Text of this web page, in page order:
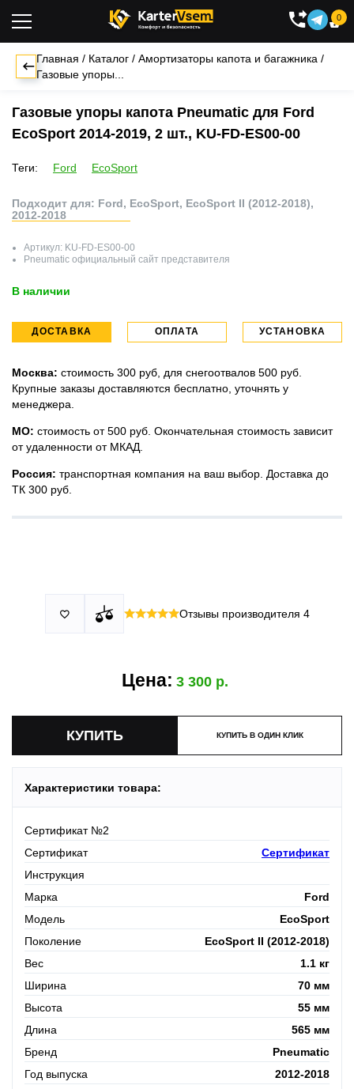

0
Главная / Каталог / Амортизаторы капота и багажника /
Газовые упоры...
Газовые упоры капота Pneumatic для Ford
EcoSport 2014-2019, 2 шт., KU-FD-ES00-00
Теги: Ford EcoSport
Подходит для: Ford, EcoSport, EcoSport II (2012-2018),
2012-2018
Артикул: KU-FD-ES00-00
Pneumatic официальный сайт представителя
В наличии
ДОСТАВКА ОПЛАТА УСТАНОВКА
Москва: стоимость 300 руб, для снегоотвалов 500 руб.
Крупные заказы доставляются бесплатно, уточнять у
менеджера.
МО: стоимость от 500 руб. Окончательная стоимость зависит
от удаленности от МКАД.
Россия: транспортная компания на ваш выбор. Доставка до
ТК 300 руб.
По России: оплата производится до момента отгрузки в ТК.
скидка 25%
 Отзывы производителя 4
Цена: 3 300
КУПИТЬ В ОДИН КЛИК
Характеристики товара:
Сертификат №2
Сертификат
Сертификат
Инструкция
Марка
Ford
Модель
EcoSport
Поколение
EcoSport II (2012-2018)
Вес
1.1 кг
Ширина
70 мм
Высота
55 мм
Длина
565 мм
Бренд
Pneumatic
Год выпуска
2012-2018